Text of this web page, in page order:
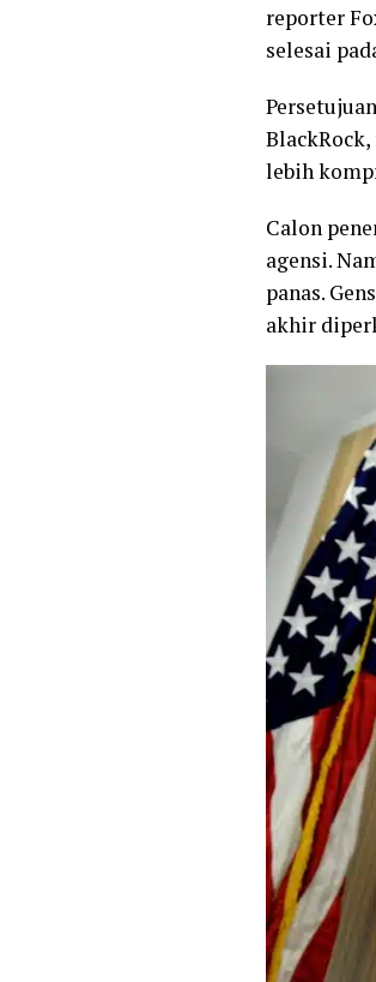
reporter
selesai
lebih
Calon
agensi.
panas.
akhir